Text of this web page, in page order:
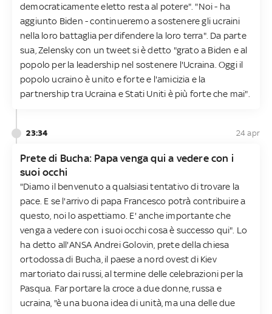
democraticamente eletto resta al potere". "Noi - ha
aggiunto Biden - continueremo a sostenere gli ucraini
nella loro battaglia per difendere la loro terra". Da parte
sua, Zelensky con un tweet si è detto "grato a Biden e al
popolo per la leadership nel sostenere l'Ucraina. Oggi il
popolo ucraino è unito e forte e l'amicizia e la
partnership tra Ucraina e Stati Uniti è più forte che mai".
23:34 24 apr
Prete di Bucha: Papa venga qui a vedere con i
suoi occhi
"Diamo il benvenuto a qualsiasi tentativo di trovare la
pace. E se l'arrivo di papa Francesco potrà contribuire a
questo, noi lo aspettiamo. E' anche importante che
venga a vedere con i suoi occhi cosa è successo qui". Lo
ha detto all'ANSA Andrei Golovin, prete della chiesa
ortodossa di Bucha, il paese a nord ovest di Kiev
martoriato dai russi, al termine delle celebrazioni per la
Pasqua. Far portare la croce a due donne, russa e
ucraina, "è una buona idea di unità, ma una delle due